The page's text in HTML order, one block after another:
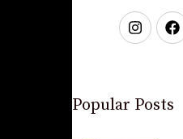
Popular Posts